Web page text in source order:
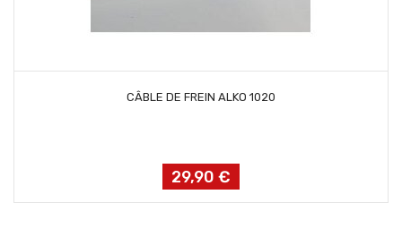
CÂBLE DE FREIN ALKO 1020
Prix
29,90 €